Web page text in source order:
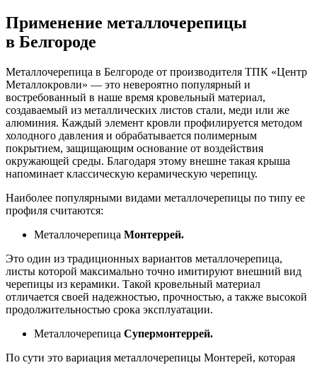
Применение металлочерепицы
в Белгороде
Металлочерепица в Белгороде от производителя ТПК «Центр
Металлокровли» — это невероятно популярный и
востребованный в наше время кровельный материал,
создаваемый из металлических листов стали, меди или же
алюминия. Каждый элемент кровли профилируется методом
холодного давления и обрабатывается полимерным
покрытием, защищающим основание от воздействия
окружающей среды. Благодаря этому внешне такая крыша
напоминает классическую керамическую черепицу.
Наиболее популярными видами металлочерепицы по типу ее
профиля считаются:
Металлочерепица Монтеррей.
Это один из традиционных вариантов металлочерепица,
листы которой максимально точно имитируют внешний вид
черепицы из керамики. Такой кровельный материал
отличается своей надежностью, прочностью, а также высокой
продолжительностью срока эксплуатации.
Металлочерепица Супермонтеррей.
По сути это вариация металлочерепицы Монтерей, которая